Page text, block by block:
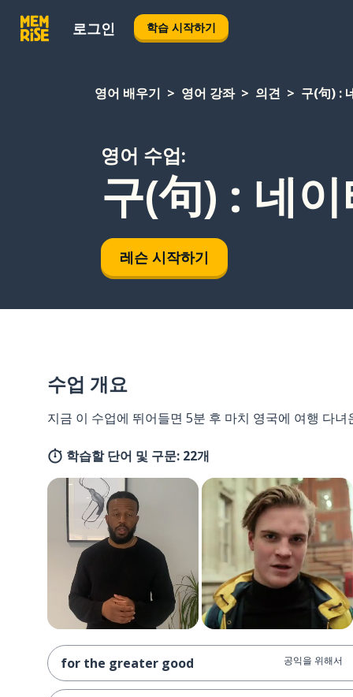
로그인 학습 시작하기
영어 배우기 영어 강좌 의견 구(句) :
영어 수업:
구(句) : 네
레슨 시작하기
수업 개요
지금 이 수업에 뛰어들면 5분 후 마치 영국에 여행 다녀
학습할 단어 및 구문: 22개
for the greater good 공익을 위해서